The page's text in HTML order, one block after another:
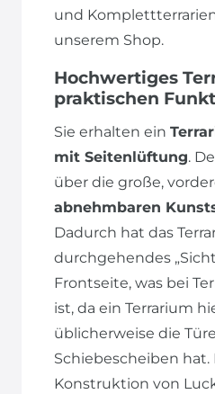
und
unserem Shop.
Hochwertiges
praktischen
Sie erhalten ein
mit Seitenlüftung.
über die große,
abnehmbaren
Dadurch hat das
durchgehendes
Frontseite, was bei
ist, da ein Terrarium
üblicherweise die
Schiebescheiben hat.
Konstruktion von